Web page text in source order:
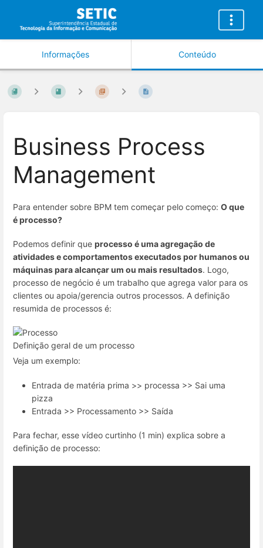
Informações Conteúdo
Business Process
Management
Para entender sobre BPM tem começar pelo começo: O que
é processo?
Podemos definir que processo é uma agregação de
atividades e comportamentos executados por humanos ou
máquinas para alcançar um ou mais resultados. Logo,
processo de negócio é um trabalho que agrega valor para os
clientes ou apoia/gerencia outros processos. A definição
resumida de processos é:
Definição geral de um processo
Veja um exemplo:
Entrada de matéria prima >> processa >> Sai uma
pizza
Entrada >> Processamento >> Saída
Para fechar, esse vídeo curtinho (1 min) explica sobre a
definição de processo: